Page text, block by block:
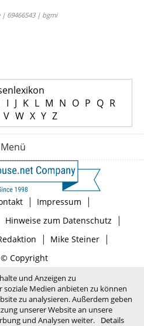
| 69466543 | bgmi
I J K L M N O P Q R
V W X Y Z
Menü
| Impressum |
Hinweise zum Datenschutz |
| Mike Steiner|
Copyright
und Anzeigen zu
Medien anbieten zu können
zu analysieren. Außerdem geben
unserer Website an unsere
und Analysen weiter.
Details